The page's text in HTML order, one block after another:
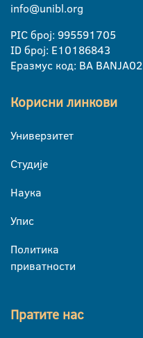
info@unibl.org
PIC број: 995591705
ID број: E10186843
Еразмус код: BA BANJA02
Корисни линкови
Универзитет
Студије
Наука
Упис
Политика
приватности
Пратите нас